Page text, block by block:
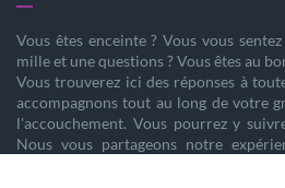
Vous êtes enceinte? Vous vous
mille et une questions ? Vous êtes au
Vous trouverez ici des réponses à
accompagnons tout au long de votre
l'accouchement. Vous pourrez y
Nous vous partageons notre